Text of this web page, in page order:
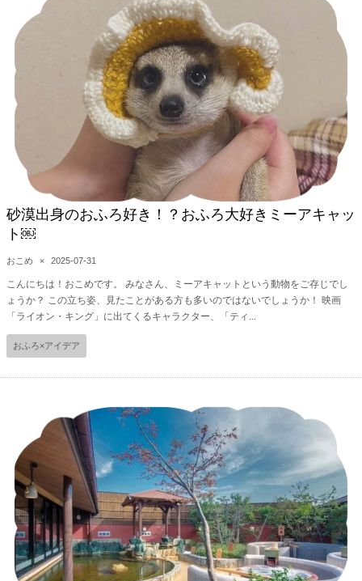
砂漠出身のおふろ好き！？おふろ大好きミーアキャッ
ト￼
おこめ × 2025-07-31
こんにちは！おこめです。 みなさん、ミーアキャットという動物をご存じでし
ょうか？ この立ち姿、見たことがある方も多いのではないでしょうか！ 映画
「ライオン・キング」に出てくるキャラクター、「ティ...
おふろ×アイデア